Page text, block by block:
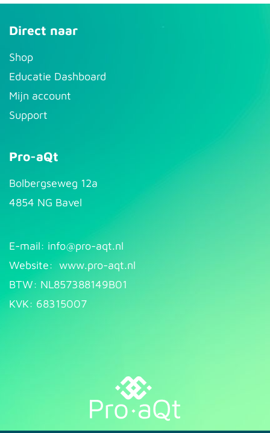
Direct naar
S​hop
Educatie Dashboard
Mijn account
Support
Pro-aQt
Bolbergseweg 12a
4854 NG Bavel
E-mail: info@pr​o-aqt.nl
Website: www.pro-aqt.nl
BTW: NL857388149B01
KVK: 68315007